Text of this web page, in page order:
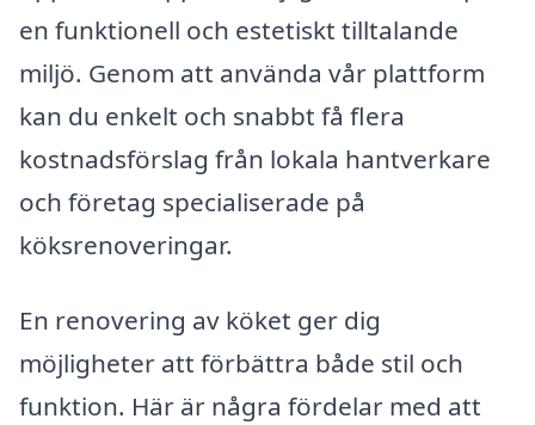
en funktionell och estetiskt tilltalande
miljö. Genom att använda vår plattform
kan du enkelt och snabbt få flera
kostnadsförslag från lokala hantverkare
och företag specialiserade på
köksrenoveringar.
En renovering av köket ger dig
möjligheter att förbättra både stil och
funktion. Här är några fördelar med att